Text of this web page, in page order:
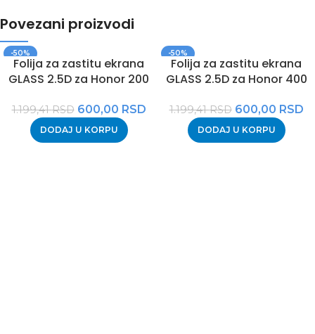
Povezani proizvodi
-50%
Folija za zastitu ekrana
GLASS 2.5D za Honor 200
1.199,41RSD 600,00 RSD
DODAJ U KORPU
-50%
Folija za zastitu ekrana
GLASS 2.5D za Honor 400
1.199,41RSD 600,00 RSD
DODAJ U KORPU